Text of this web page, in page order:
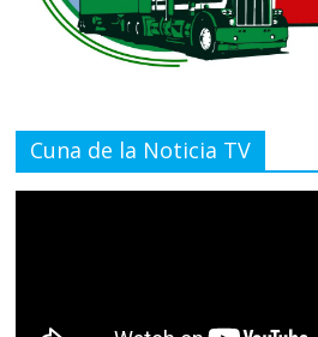
Cuna de la Noticia TV